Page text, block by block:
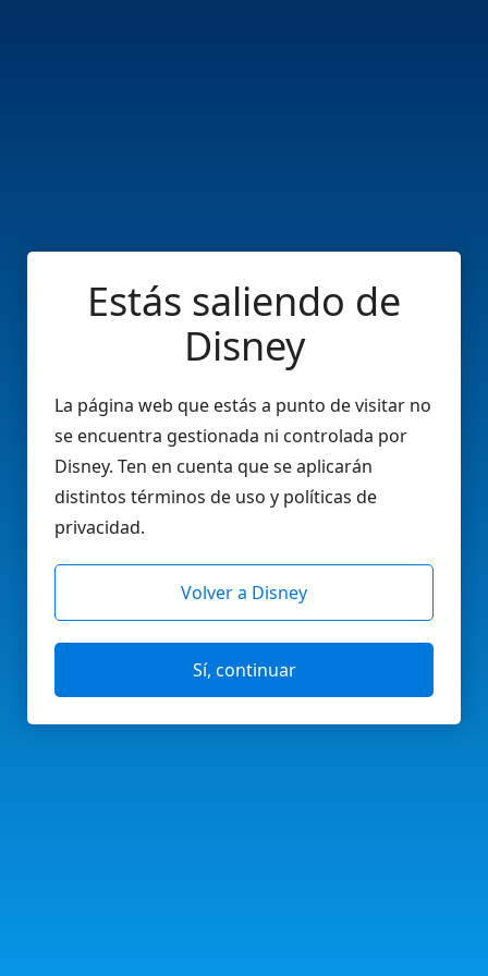
Estás saliendo de
Disney
La página web que estás a punto de visitar no
se encuentra gestionada ni controlada por
Disney. Ten en cuenta que se aplicarán
distintos términos de uso y políticas de
privacidad.
Volver a Disney
Sí, continuar